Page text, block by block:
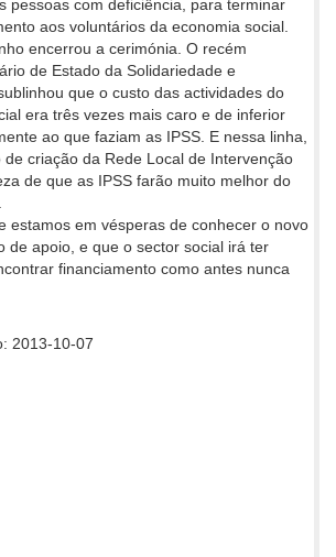
pessoas com deficiência, para terminar
aos voluntários da economia social.
encerrou a cerimónia. O recém
de Estado da Solidariedade e
que o custo das actividades do
era três vezes mais caro e de inferior
ao que faziam as IPSS. E nessa linha,
de criação da Rede Local de Intervenção
de que as IPSS farão muito melhor do
estamos em vésperas de conhecer o novo
de apoio, e que o sector social irá ter
financiamento como antes nunca
2013-10-07